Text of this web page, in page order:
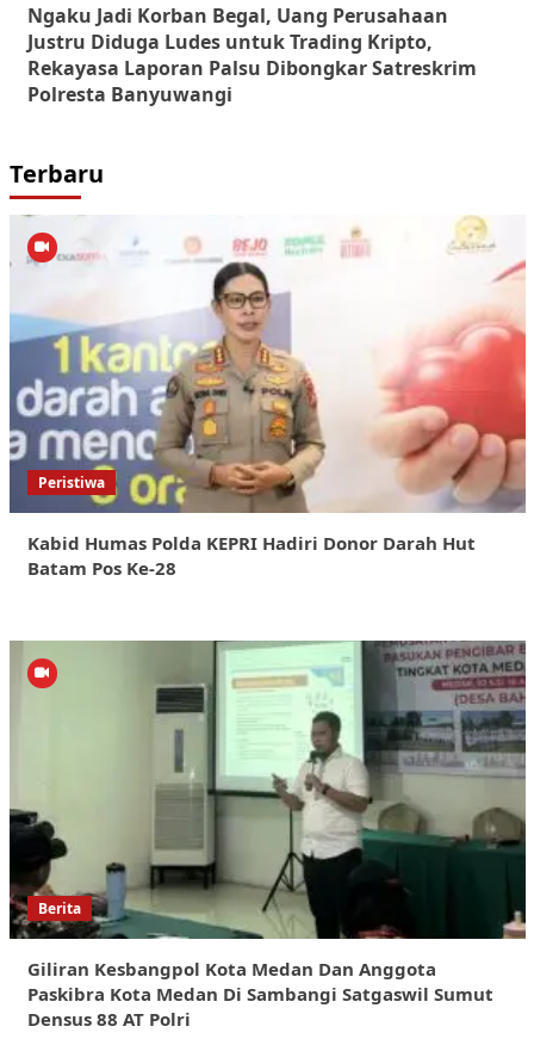
Ngaku Jadi Korban Begal, Uang Perusahaan
Justru Diduga Ludes untuk Trading Kripto,
Rekayasa Laporan Palsu Dibongkar Satreskrim
Polresta Banyuwangi
Terbaru
Peristiwa
Kabid Humas Polda KEPRI Hadiri Donor Darah Hut
Batam Pos Ke-28
Berita
Giliran Kesbangpol Kota Medan Dan Anggota
Paskibra Kota Medan Di Sambangi Satgaswil Sumut
Densus 88 AT Polri